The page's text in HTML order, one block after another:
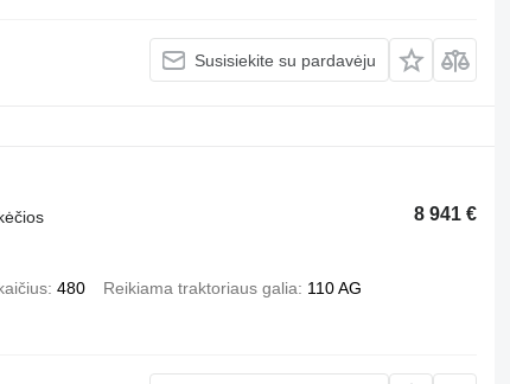
Susisiekite su pardavėju
8 941 €
480 Reikiama traktoriaus galia 110 AG